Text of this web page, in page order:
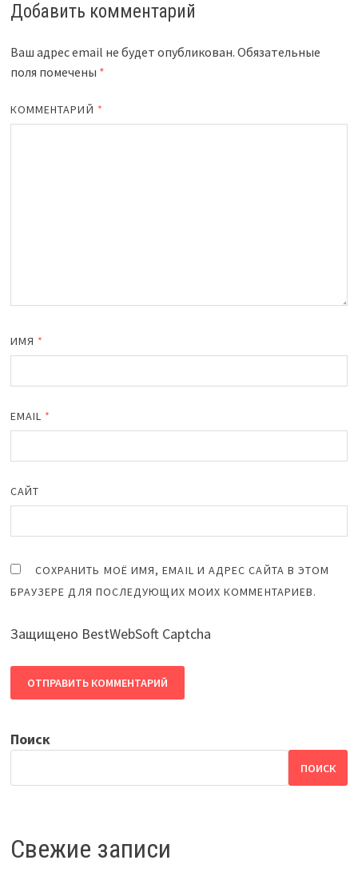
Добавить комментарий
Ваш адрес email не будет опубликован. Обязательные
поля помечены *
КОММЕНТАРИЙ *
ИМЯ *
EMAIL *
САЙТ
СОХРАНИТЬ МОЁ ИМЯ, EMAIL И АДРЕС САЙТА В ЭТОМ
БРАУЗЕРЕ ДЛЯ ПОСЛЕДУЮЩИХ МОИХ КОММЕНТАРИЕВ.
Защищено BestWebSoft Captcha
Поиск
ПОИСК
Свежие записи